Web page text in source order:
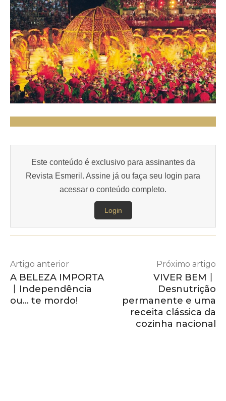
Este conteúdo é exclusivo para assinantes da
Revista Esmeril. Assine já ou faça seu login para
acessar o conteúdo completo.
Login
Artigo anterior
A BELEZA IMPORTA
丨Independência
ou… te mordo!
Próximo artigo
VIVER BEM丨
Desnutrição
permanente e uma
receita clássica da
cozinha nacional